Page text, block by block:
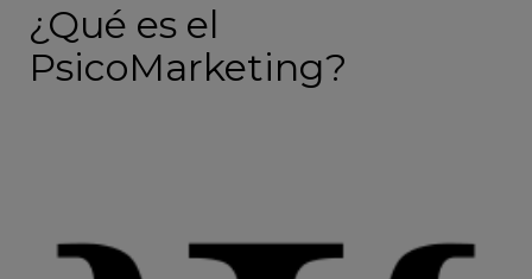
¿Qué es el
PsicoMarketing?